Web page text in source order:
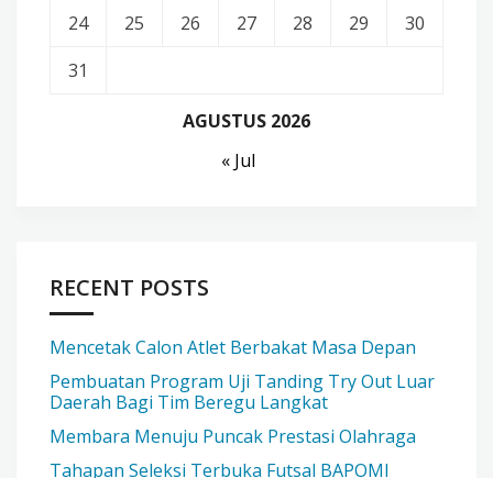
AGUSTUS 2026
24
25 26 27 28 29
30
31
« Jul
RECENT POSTS
Mencetak Calon Atlet Berbakat Masa Depan
Pembuatan Program Uji Tanding Try Out Luar
Daerah Bagi Tim Beregu Langkat
Membara Menuju Puncak Prestasi Olahraga
Tahapan Seleksi Terbuka Futsal BAPOMI